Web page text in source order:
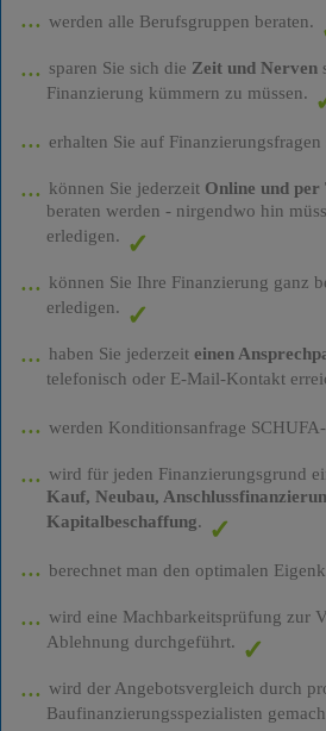
werden alle Berufsgruppen beraten.
sparen Sie sich die Zeit und Nerven
Finanzierung kümmern zu müssen.
erhalten Sie auf
können Sie jederzeit Online und per
beraten werden - nirgendwo hin
erledigen.
können Sie Ihre Finanzierung ganz
erledigen.
haben Sie jederzeit einen
telefonisch oder E-Mail-Kontakt
werden Konditionsanfrage
wird für jeden Finanzierungsgrund
Kauf, Neubau,
Kapitalbeschaffung.
berechnet man den optimalen
wird eine Machbarkeitsprüfung zur
Ablehnung durchgeführt.
wird der Angebotsvergleich durch
Baufinanzierungsspezialisten